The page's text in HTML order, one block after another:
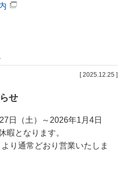
[ 2025.12.25 ]
せ
日（土）～2026年1月4日
暇となります。
り通常どおり営業いたしま